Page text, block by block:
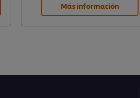
Más información